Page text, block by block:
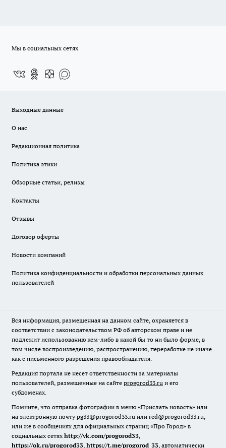
Мы в социальных сетях
Выходные данные
О нас
Редакционная политика
Политика этики
Обзорные статьи, релизы
Контакты
Отзывы
Договор оферты
Новости компаний
Политика конфиденциальности и обработки персональных данных
пользователей
Вся информация, размещенная на данном сайте, охраняется в
соответствии с законодательством РФ об авторском праве и не
подлежит использованию кем-либо в какой бы то ни было форме, в
том числе воспроизведению, распространению, переработке не иначе
как с письменного разрешения правообладателя.
Редакция портала не несет ответственности за материалы
пользователей, размещенные на сайте progorod33.ru и его
субдоменах.
Помните, что отправка фотографии в меню «Прислать новость» или
на электронную почту pg33@progorod33.ru или red@progorod33.ru,
или же в сообщениях для официальных страниц «Про Город» в
социальных сетях http://vk.com/progorod33,
https://ok.ru/progorod33, https://t.me/progorod_33, автоматически